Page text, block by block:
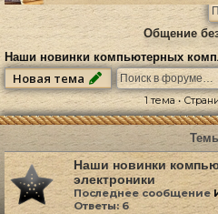
Общение
Наши новинки компьютерных
Новая тема
1 тема •
Наши новинки
электроники
Последнее сообщение
Ответы: 6